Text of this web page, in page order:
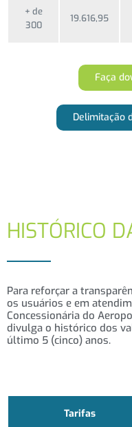
+ de
300
19.616,95
Faça
Delimitação
HISTÓRICO
Para reforçar a
os usuários e em
Concessionária do
divulga o histórico dos
último 5 (cinco) anos.
Tarifas